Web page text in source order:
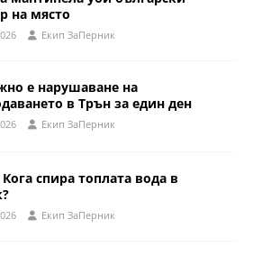
на място
Eкип ЗаПерник
е нарушаване на
в Трън за един ден
Eкип ЗаПерник
спира топлата вода в
Eкип ЗаПерник